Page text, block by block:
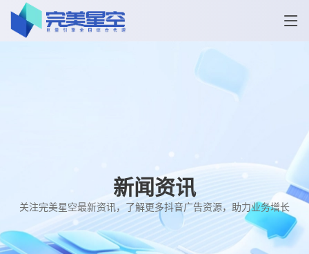
新闻资讯
关注完美星空最新资讯，了解更多抖音广告资源，助力业务增长